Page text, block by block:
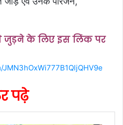
जुड़ने के लिए इस लिंक पर
पढ़े